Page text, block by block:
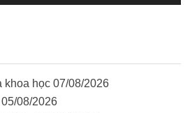
khoa học 07/08/2026
05/08/2026